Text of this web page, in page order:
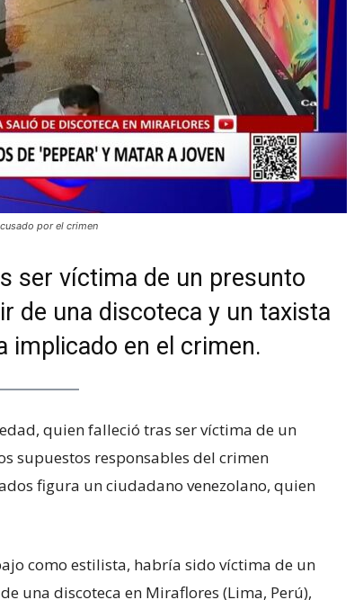
por el crimen
ser víctima de un presunto
de una discoteca y un taxista
implicado en el crimen.
quien falleció tras ser víctima de un
supuestos responsables del crimen
figura un ciudadano venezolano, quien
como estilista, habría sido víctima de un
una discoteca en Miraflores (Lima, Perú),